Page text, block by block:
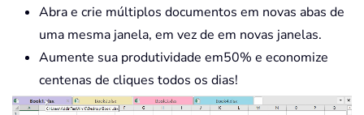
Abra e crie múltiplos documentos em novas abas de
uma mesma janela, em vez de em novas janelas.
Aumente sua produtividade em50% e economize
centenas de cliques todos os dias!